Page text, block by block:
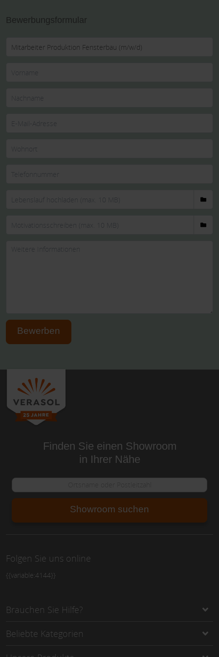
Bewerbungsformular
Bewerben
Finden Sie einen Showroom
in Ihrer Nähe
Showroom suchen
Folgen Sie uns online
{{variable:4144}}
Brauchen Sie Hilfe?
Beliebte Kategorien